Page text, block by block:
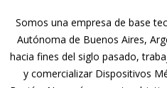
Somos una empresa de base
Autónoma de Buenos Aires,
hacia fines del siglo pasado,
y comercializar Dispositivos